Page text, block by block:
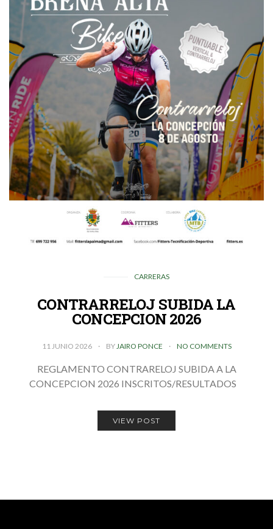
CARRERAS
CONTRARRELOJ SUBIDA LA
CONCEPCION 2026
11 JUNIO 2026 BY JAIRO PONCE NO COMMENTS
REGLAMENTO CONTRARELOJ SUBIDA A LA
CONCEPCION 2026 INSCRITOS/RESULTADOS
VIEW POST